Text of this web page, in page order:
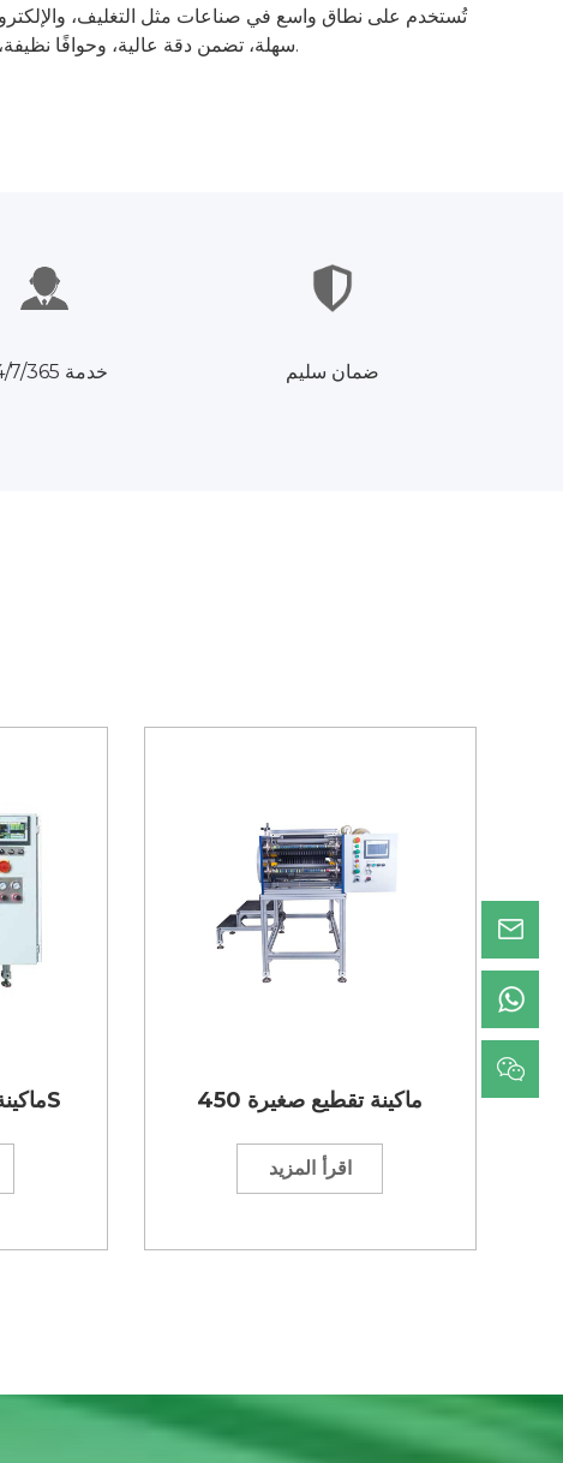
تُستخدم على نطاق واسع في صناعات مثل التغليف،
سهلة، تضمن دقة عالية، وحوافًا نظيفة، وتقليل هدر المواد. حجمها الصغير يجعلها مثالية لمختبرات البحث والتطوير، والإنتاج على نطاق صغير، ومهام التقطيع المخصصة.
خدمة 24/7/365 ضمان سليم
ماكينة تقطيع صغيرة 300S ماكينة تقطيع صغيرة 450
اقرأ المزيد